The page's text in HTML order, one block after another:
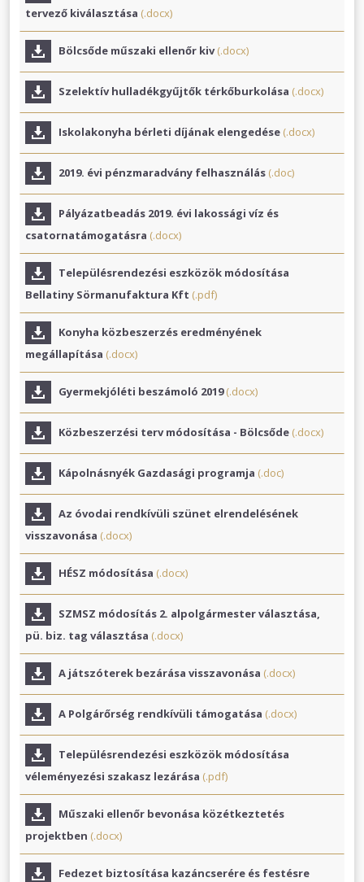
tervező kiválasztása (.docx)
Bölcsőde műszaki ellenőr kiv(.docx)
Szelektív hulladékgyűjtők térkőburkolása (.docx)
Iskolakonyha bérleti díjának elengedése (.docx)
2019. évi pénzmaradvány felhasználás (.doc)
Pályázatbeadás 2019. évi lakossági víz és
csatornatámogatásra (.docx)
Településrendezési eszközök módosítása
Bellatiny Sörmanufaktura Kft (.pdf)
Konyha közbeszerzés eredményének
megállapítása (.docx)
Gyermekjóléti beszámoló 2019(.docx)
Közbeszerzési terv módosítása - Bölcsőde (.docx)
Kápolnásnyék Gazdasági programja (.doc)
Az óvodai rendkívüli szünet elrendelésének
visszavonása (.docx)
HÉSZ módosítása (.docx)
SZMSZ módosítás 2. alpolgármester választása,
pü. biz. tag választása (.docx)
A játszóterek bezárása visszavonása (.docx)
A Polgárőrség rendkívüli támogatása (.docx)
Településrendezési eszközök módosítása
véleményezési szakasz lezárása (.pdf)
Műszaki ellenőr bevonása közétkeztetés
projektben (.docx)
Fedezet biztosítása kazáncserére és festésre